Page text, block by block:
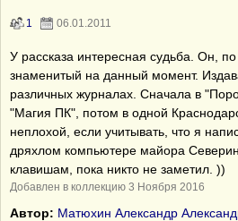
1 06.01.2011
У рассказа интересная судьба. Он,
знаменитый на данный момент.
различных журналах. Сначала в
"Магия ПК", потом в одной
неплохой, если учитывать, что я
дряхлом компьютере майора
клавишам, пока никто не заметил. ))
Добавлен в коллекцию 3 Ноября 2016
Автор: Матюхин Александр